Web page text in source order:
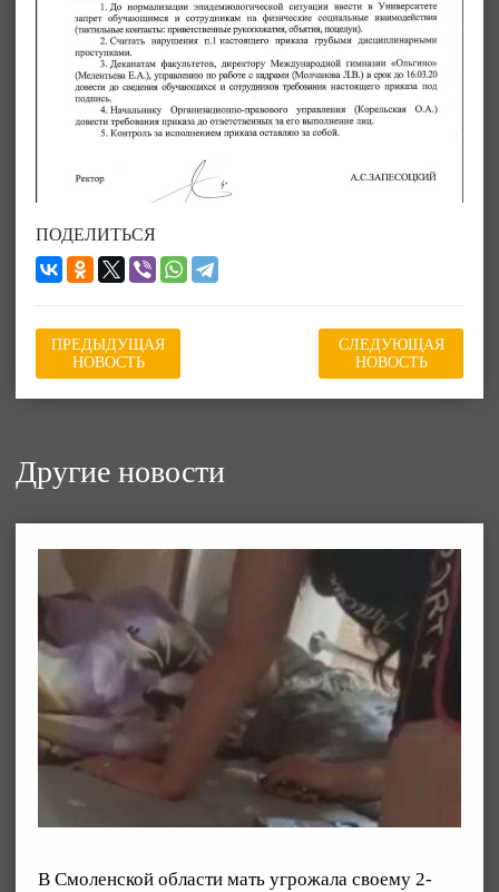
ПОДЕЛИТЬСЯ
ПРЕДЫДУЩАЯ
НОВОСТЬ
СЛЕДУЮЩАЯ
НОВОСТЬ
Другие новости
В Смоленской области мать угрожала своему 2-